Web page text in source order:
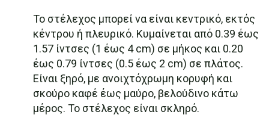
Το στέλεχος μπορεί να είναι κεντρικό, εκτός
κέντρου ή πλευρικό. Κυμαίνεται από 0.39 έως
1.57 ίντσες (1 έως 4 cm) σε μήκος και 0.20
έως 0.79 ίντσες (0.5 έως 2 cm) σε πλάτος.
Είναι ξηρό, με ανοιχτόχρωμη κορυφή και
σκούρο καφέ έως μαύρο, βελούδινο κάτω
μέρος. Το στέλεχος είναι σκληρό.